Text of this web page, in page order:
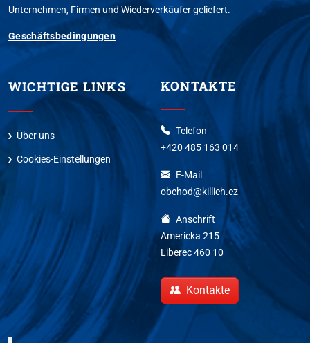
Unternehmen, Firmen und Wiederverkäufer geliefert.
Geschäftsbedingungen
WICHTIGE LINKS
Über uns
Cookies-Einstellungen
KONTAKTE
Telefon
+420 485 163 014
E-Mail
obchod@killich.cz
Anschrift
Americka 215
Liberec 460 10
Kontakte